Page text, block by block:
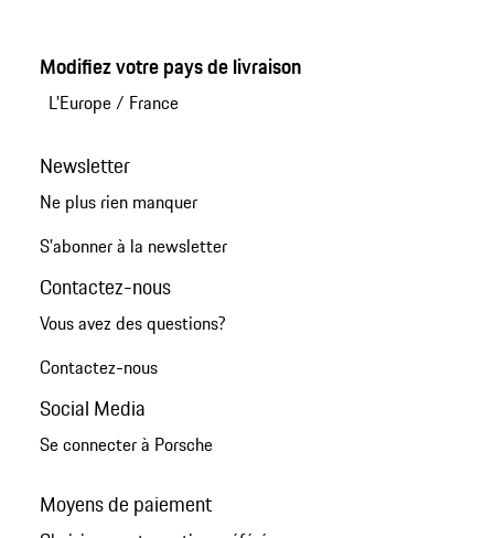
Modifiez votre pays de livraison
L'Europe/ France
Newsletter
Ne plus rien manquer
S'abonner à la newsletter
Contactez-nous
Vous avez des questions?
Contactez-nous
Social Media
Se connecter à Porsche
Moyens de paiement